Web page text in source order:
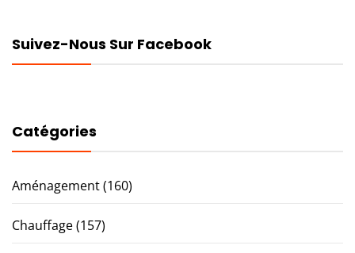
Suivez-Nous Sur Facebook
Catégories
Aménagement(160)
Chauffage(157)